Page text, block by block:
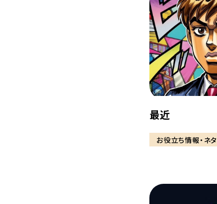
最近
お役立ち情報・ネタ